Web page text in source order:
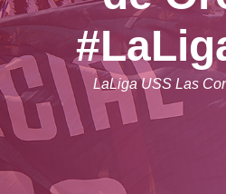
LaLiga USS Las